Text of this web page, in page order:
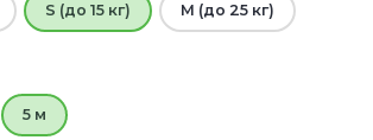
S (до 15 кг) M (до 25 кг)
5 м